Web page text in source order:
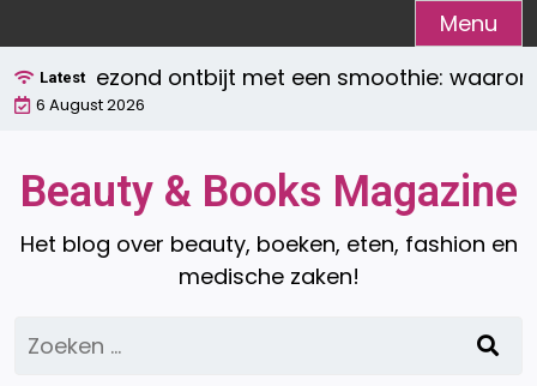
naar
de
inhoud
Menu
Latestontbijt met een smoothie: waarom het
6 August 2026
Beauty & Books Magazine
Het blog over beauty, boeken, eten, fashion en
medische zaken!
Zoeken
naar: